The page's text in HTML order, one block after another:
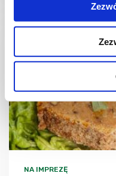
NA IMPREZĘ